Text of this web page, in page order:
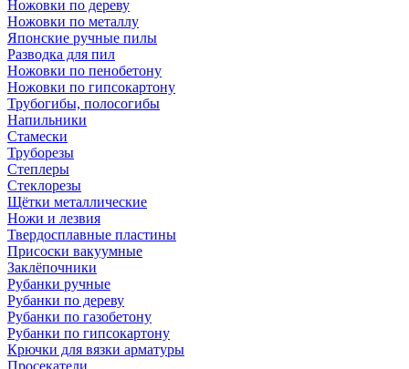
Ножовки по дереву
Ножовки по металлу
Японские ручные пилы
Разводка для пил
Ножовки по пенобетону
Ножовки по гипсокартону
Трубогибы, полосогибы
Напильники
Стамески
Труборезы
Степлеры
Стеклорезы
Щётки металлические
Ножи и лезвия
Твердосплавные пластины
Присоски вакуумные
Заклёпочники
Рубанки ручные
Рубанки по дереву
Рубанки по газобетону
Рубанки по гипсокартону
Крючки для вязки арматуры
Просекатели